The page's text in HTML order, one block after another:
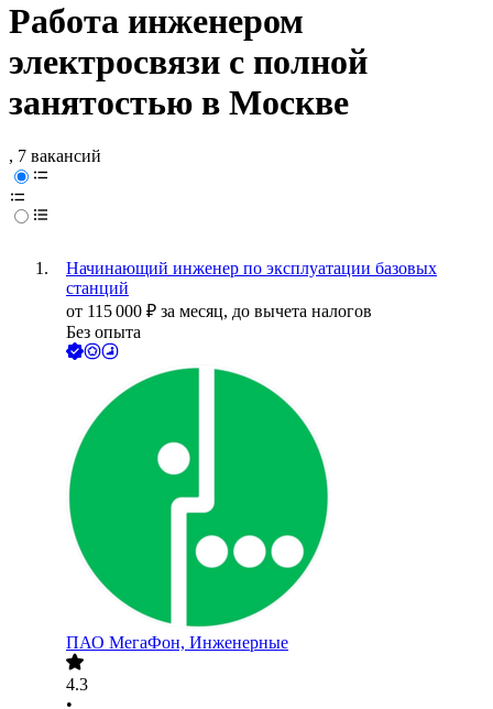
Работа инженером
электросвязи с полной
занятостью в Москве
, 7 вакансий
Начинающий инженер по эксплуатации базовых
станций
от 115 000 ₽ за месяц, до вычета налогов
Без опыта
ПАО МегаФон, Инженерные
4.3
•